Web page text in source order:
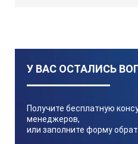
Переключение напряжения
ЭС0210/3Г электронный
логарифмических
У ВАС ОСТАЛИСЬ
Получите бесплатную
менеджеров,
или заполните форму